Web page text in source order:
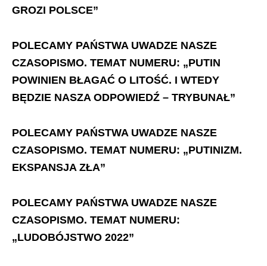
GROZI POLSCE”
POLECAMY PAŃSTWA UWADZE NASZE
CZASOPISMO. TEMAT NUMERU: „PUTIN
POWINIEN BŁAGAĆ O LITOŚĆ. I WTEDY
BĘDZIE NASZA ODPOWIEDŹ – TRYBUNAŁ”
POLECAMY PAŃSTWA UWADZE NASZE
CZASOPISMO. TEMAT NUMERU: „PUTINIZM.
EKSPANSJA ZŁA”
POLECAMY PAŃSTWA UWADZE NASZE
CZASOPISMO. TEMAT NUMERU:
„LUDOBÓJSTWO 2022”